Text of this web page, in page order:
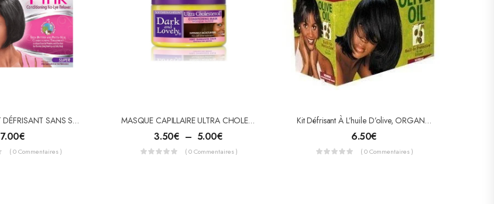
Luster’s PINK KIT DÉFRISANT SANS SOUDE SUPER
7.00€
( 0 Commentaires )
MASQUE CAPILLAIRE ULTRA CHOLESTEROL
3.50€ – 5.00€
( 0 Commentaires )
Kit Défrisant À L’huile D’olive, ORGANIC ROOT STIMULATOR
6.50€
( 0 Commentaires )